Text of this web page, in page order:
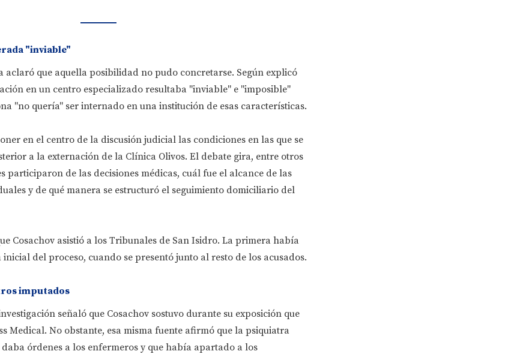
"inviable"
aclaró que aquella posibilidad no pudo concretarse. Según explicó
en un centro especializado resultaba "inviable" e "imposible"
"no quería" ser internado en una institución de esas características.
en el centro de la discusión judicial las condiciones en las que se
a la externación de la Clínica Olivos. El debate gira, entre otros
participaron de las decisiones médicas, cuál fue el alcance de las
y de qué manera se estructuró el seguimiento domiciliario del
Cosachov asistió a los Tribunales de San Isidro. La primera había
del proceso, cuando se presentó junto al resto de los acusados.
imputados
señaló que Cosachov sostuvo durante su exposición que
Medical. No obstante, esa misma fuente afirmó que la psiquiatra
órdenes a los enfermeros y que había apartado a los